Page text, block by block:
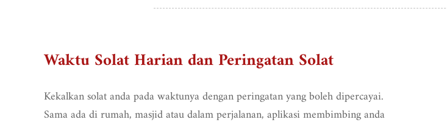
Waktu Solat Harian dan Peringatan Solat
Kekalkan solat anda pada waktunya dengan peringatan yang boleh dipercayai.
Sama ada di rumah, masjid atau dalam perjalanan, aplikasi membimbing anda